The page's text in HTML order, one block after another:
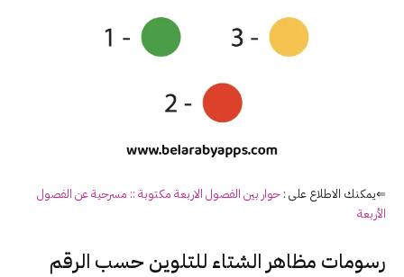
⇐يمكنك الاطلاع على : حوار بين الفصول الاربعة مكتوبة :: مسرحية عن الفصول
الأربعة
رسومات مظاهر الشتاء للتلوين حسب الرقم